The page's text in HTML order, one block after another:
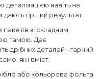
навіть на
дають гірший результат.
зі складним
гамою. Дає
дрібних деталей - гарний
як і вміст.
або кольорова фольга